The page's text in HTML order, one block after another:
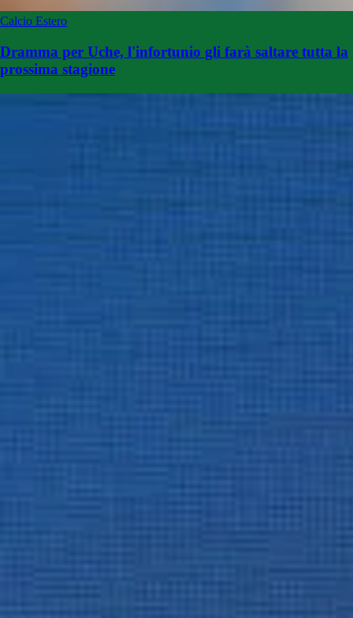
Calcio Estero
Dramma per Uche, l'infortunio gli farà saltare tutta la
prossima stagione